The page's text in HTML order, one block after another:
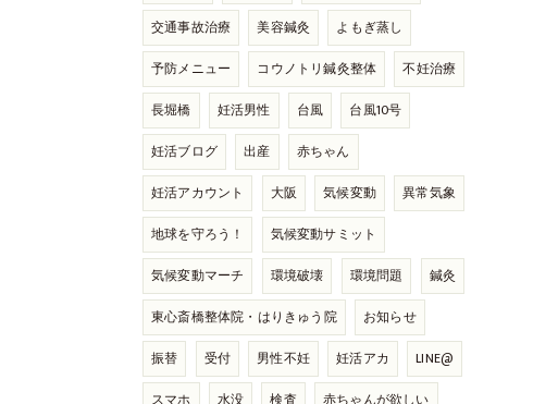
交通事故治療
美容鍼灸
よもぎ蒸し
予防メニュー
コウノトリ鍼灸整体
不妊治療
長堀橋
妊活男性 台風
台風10号
妊活ブログ
出産
赤ちゃん
妊活アカウント
大阪 気候変動
異常気象
地球を守ろう！
気候変動サミット
気候変動マーチ
環境破壊 環境問題
鍼灸
東心斎橋整体院・はりきゅう院
お知らせ
振替
受付 男性不妊 妊活アカ
LINE@
スマホ
水没 検査 赤ちゃんが欲しい